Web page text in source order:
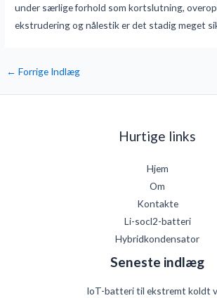
under særlige forhold som kortslutning,
ekstrudering og nålestik er det stadig meget
← Forrige Indlæg
Hurtige links
Hjem
Om
Kontakte
Li-socl2-batteri
Hybridkondensator
Seneste indlæg
IoT-batteri til ekstremt koldt